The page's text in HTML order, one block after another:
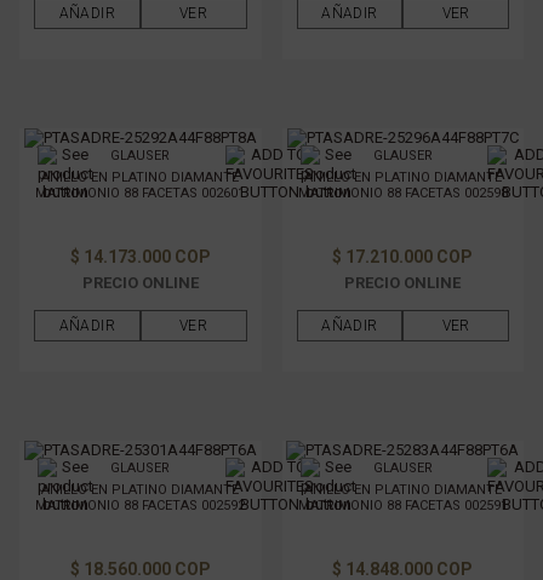
AÑADIR VER AÑADIR VER
GLAUSER
ANILLO EN PLATINO DIAMANTE
MATRIMONIO 88 FACETAS 002601
$ 14.173.000 COP
PRECIO ONLINE
AÑADIR VER
GLAUSER
ANILLO EN PLATINO DIAMANTE
MATRIMONIO 88 FACETAS 002598
$ 17.210.000 COP
PRECIO ONLINE
AÑADIR VER
GLAUSER
ANILLO EN PLATINO DIAMANTE
MATRIMONIO 88 FACETAS 002592
$ 18.560.000 COP
GLAUSER
ANILLO EN PLATINO DIAMANTE
MATRIMONIO 88 FACETAS 002591
$ 14.848.000 COP